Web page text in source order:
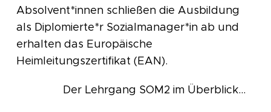
Absolvent*innen schließen die Ausbildung
als Diplomierte*r Sozialmanager*in ab und
erhalten das Europäische
Heimleitungszertifikat (EAN).
Der Lehrgang SOM2 im Überblick...